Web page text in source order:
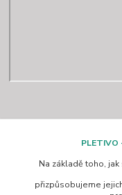
www.pletivo-trinec.cz
PLETIVO
Na základě toho, jak
přizpůsobujeme